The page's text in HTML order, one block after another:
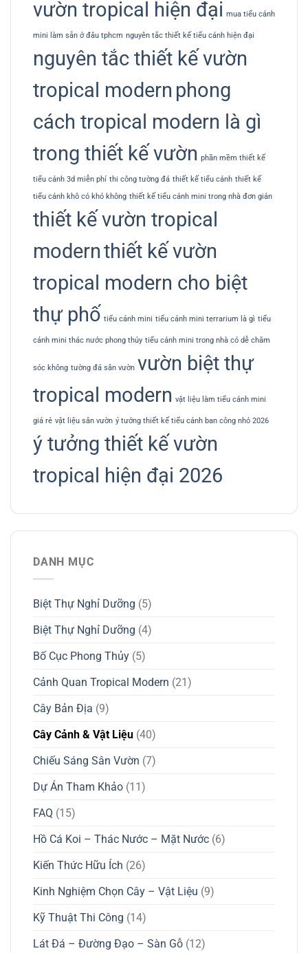
vườn tropical hiện đại mua tiểu cảnh
mini làm sẵn ở đâu tphcm nguyên tắc thiết kế tiểu cảnh hiện đại
nguyên tắc thiết kế vườn
tropical modern phong
cách tropical modern là gì
trong thiết kế vườn phần mềm thiết kế
tiểu cảnh 3d miễn phí thi công tường đá thiết kế tiểu cảnh thiết kế
tiểu cảnh khô có khó không thiết kế tiểu cảnh mini trong nhà đơn giản
thiết kế vườn tropical
modernthiết kế vườn
tropical modern cho biệt
thự phố tiểu cảnh mini tiểu cảnh mini terrarium là gì tiểu
cảnh mini thác nước phong thủy tiểu cảnh mini trong nhà có dễ chăm
sóc không tường đá sân vườn vườn biệt thự
tropical modern vật liệu làm tiểu cảnh mini
giá rẻ vật liệu sân vườn ý tưởng thiết kế tiểu cảnh ban công nhỏ 2026
ý tưởng thiết kế vườn
tropical hiện đại 2026
DANH MỤC
Biệt Thự Nghỉ Dưỡng (5)
Biệt Thự Nghỉ Dưỡng (4)
Bố Cục Phong Thủy (5)
Cảnh Quan Tropical Modern (21)
Cây Bản Địa (9)
Cây Cảnh & Vật Liệu (40)
Chiếu Sáng Sân Vườn (7)
Dự Án Tham Khảo (11)
FAQ (15)
Hồ Cá Koi – Thác Nước – Mặt Nước (6)
Kiến Thức Hữu Ích (26)
Kinh Nghiệm Chọn Cây – Vật Liệu (9)
Kỹ Thuật Thi Công (14)
Lát Đá – Đường Đạo – Sàn Gỗ (12)